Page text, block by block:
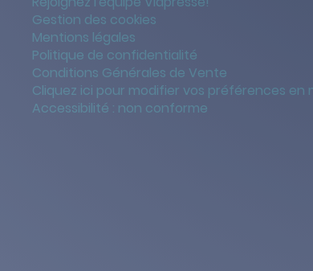
Gestion des cookies
Mentions légales
Politique de confidentialité
Conditions Générales de Vente
Cliquez ici pour modifier vos préférences en
Accessibilité : non conforme